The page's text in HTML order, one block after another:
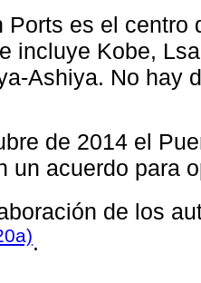
Ports es el centro
incluye Kobe,
Ashiya. No hay
de 2014 el
un acuerdo para
de los
.